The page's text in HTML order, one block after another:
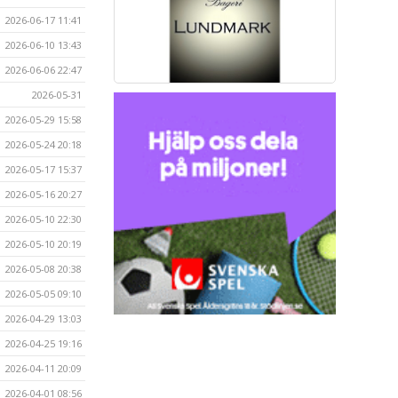
2026-06-17 11:41
2026-06-10 13:43
2026-06-06 22:47
2026-05-31
2026-05-29 15:58
2026-05-24 20:18
2026-05-17 15:37
2026-05-16 20:27
2026-05-10 22:30
2026-05-10 20:19
2026-05-08 20:38
2026-05-05 09:10
2026-04-29 13:03
2026-04-25 19:16
2026-04-11 20:09
2026-04-01 08:56